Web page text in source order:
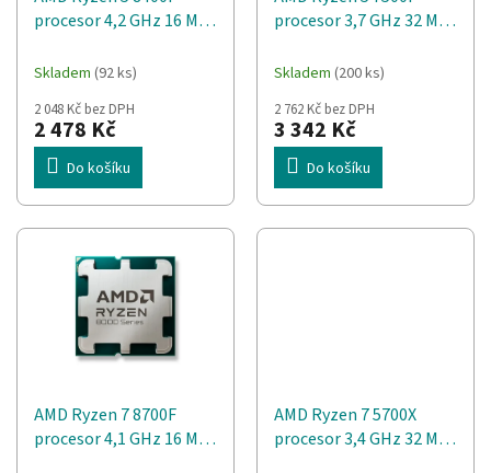
procesor 4,2 GHz 16 MB
Skladem (92 ks)
2 048 Kč bez DPH
2 478 Kč
Do košíku
procesor 3,7 GHz 32 MB
Skladem (200 ks)
2 762 Kč bez DPH
3 342 Kč
Do košíku
AMD Ryzen 7 8700F
procesor 4,1 GHz 16 MB
AMD Ryzen 7 5700X
procesor 3,4 GHz 32 MB